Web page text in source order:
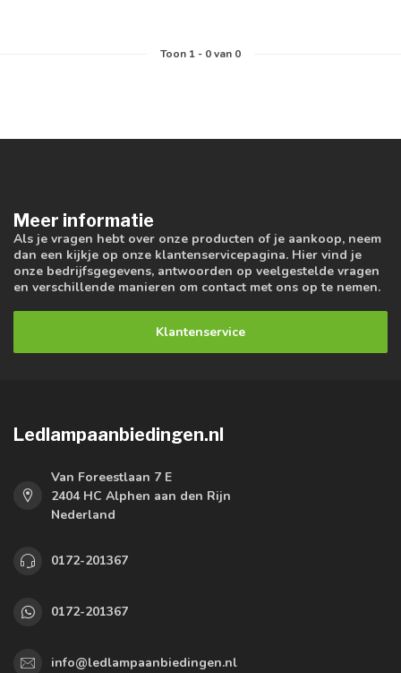
Toon 1- 0van 0
Meer informatie
Als je vragen hebt over onze producten of je aankoop, neem
dan een kijkje op onze klantenservicepagina. Hier vind je
onze bedrijfsgegevens, antwoorden op veelgestelde vragen
en verschillende manieren om contact met ons op te nemen.
Klantenservice
Ledlampaanbiedingen.nl
Van Foreestlaan 7 E
2404 HC Alphen aan den Rijn
Nederland
0172-201367
0172-201367
info@ledlampaanbiedingen.nl